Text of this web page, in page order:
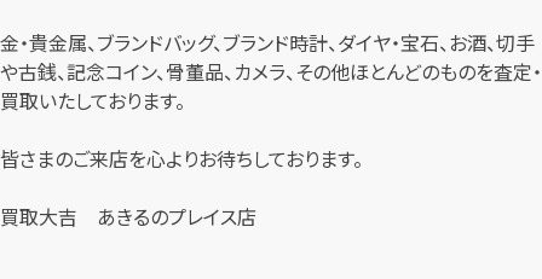
金・貴金属、ブランドバッグ、ブランド時計、ダイヤ・宝石、お酒、切手
や古銭、記念コイン、骨董品、カメラ、その他ほとんどのものを査定・
買取いたしております。
皆さまのご来店を心よりお待ちしております。
買取大吉 あきるのプレイス店